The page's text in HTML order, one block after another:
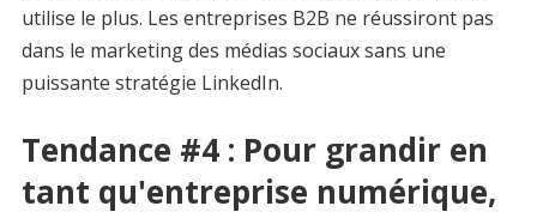
utilise le plus. Les entreprises B2B ne réussiront pas
dans le marketing des médias sociaux sans une
puissante stratégie LinkedIn.
Tendance #4 : Pour grandir en
tant qu'entreprise numérique,